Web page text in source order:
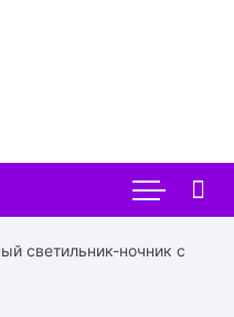
светильник-ночник с